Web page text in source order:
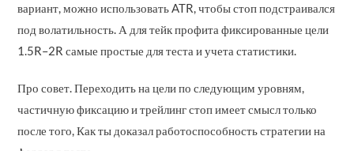
вариант, можно использовать ATR, чтобы стоп подстраивался
под волатильность. А для тейк профита фиксированные цели
1.5R–2R самые простые для теста и учета статистики.
Про совет. Переходить на цели по следующим уровням,
частичную фиксацию и трейлинг стоп имеет смысл только
после того, Как ты доказал работоспособность стратегии на